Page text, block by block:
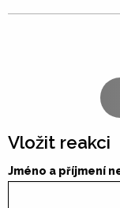
Vložit reakci
Jméno a příjmení